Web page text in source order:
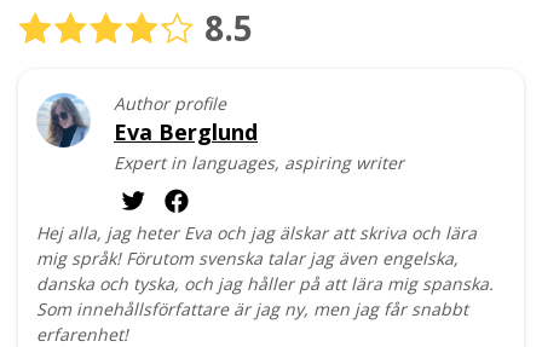
8.5
Author profile
Eva Berglund
Expert in languages, aspiring writer
Hej alla, jag heter Eva och jag älskar att skriva och lära
mig språk! Förutom svenska talar jag även engelska,
danska och tyska, och jag håller på att lära mig spanska.
Som innehållsförfattare är jag ny, men jag får snabbt
erfarenhet!